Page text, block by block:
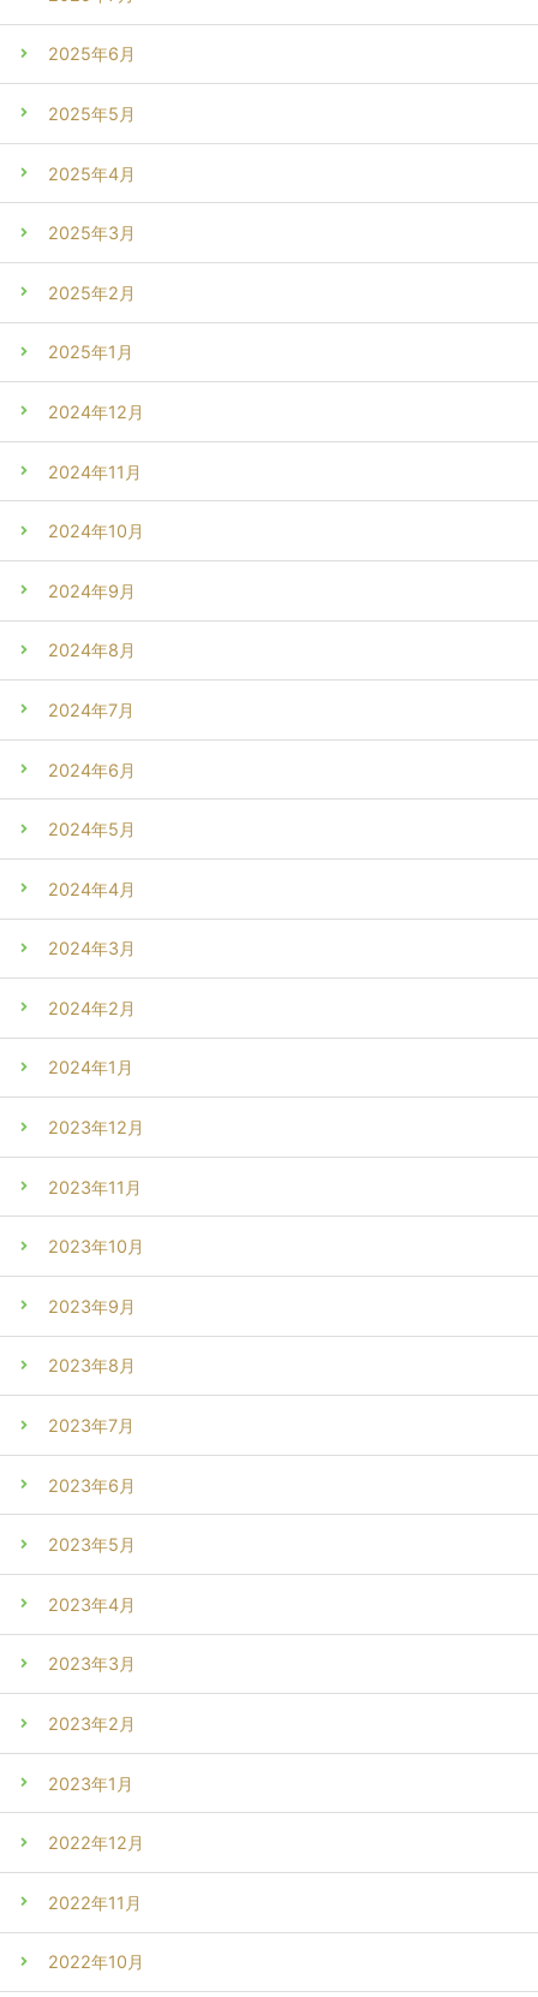
2025年6月
2025年5月
2025年4月
2025年3月
2025年2月
2025年1月
2024年12月
2024年11月
2024年10月
2024年9月
2024年8月
2024年7月
2024年6月
2024年5月
2024年4月
2024年3月
2024年2月
2024年1月
2023年12月
2023年11月
2023年10月
2023年9月
2023年8月
2023年7月
2023年6月
2023年5月
2023年4月
2023年3月
2023年2月
2023年1月
2022年12月
2022年11月
2022年10月